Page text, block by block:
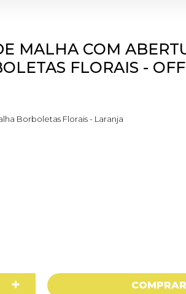
MALHA COM
FLORAIS -
Borboletas Florais - Laranja
+ COMPRAR